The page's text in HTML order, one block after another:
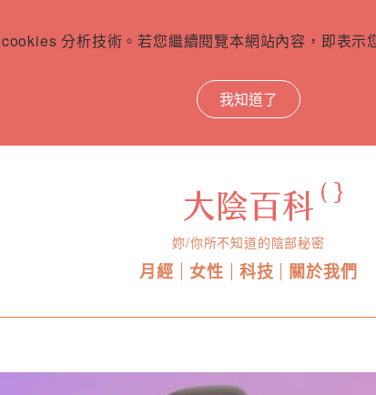
分析技術。若您繼續閱覽本網站內容，即表
我知道了
妳/你所不知道的陰部秘密
月經 女性 科技 關於我們